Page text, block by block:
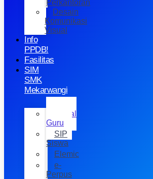
Perkantoran
Desain
Komunikasi
Visual
Info
PPDB!
Fasilitas
SIM
SMK
Mekarwangi
Jurnal
Guru
SIP
Siswa
Elemic
e-
Perpus